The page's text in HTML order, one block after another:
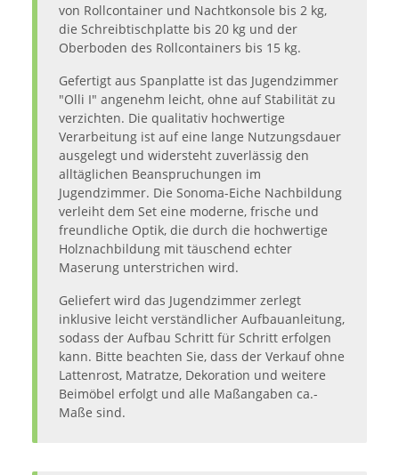
von Rollcontainer und Nachtkonsole bis 2 kg,
die Schreibtischplatte bis 20 kg und der
Oberboden des Rollcontainers bis 15 kg.
Gefertigt aus Spanplatte ist das Jugendzimmer
"Olli I" angenehm leicht, ohne auf Stabilität zu
verzichten. Die qualitativ hochwertige
Verarbeitung ist auf eine lange Nutzungsdauer
ausgelegt und widersteht zuverlässig den
alltäglichen Beanspruchungen im
Jugendzimmer. Die Sonoma-Eiche Nachbildung
verleiht dem Set eine moderne, frische und
freundliche Optik, die durch die hochwertige
Holznachbildung mit täuschend echter
Maserung unterstrichen wird.
Geliefert wird das Jugendzimmer zerlegt
inklusive leicht verständlicher Aufbauanleitung,
sodass der Aufbau Schritt für Schritt erfolgen
kann. Bitte beachten Sie, dass der Verkauf ohne
Lattenrost, Matratze, Dekoration und weitere
Beimöbel erfolgt und alle Maßangaben ca.-
Maße sind.